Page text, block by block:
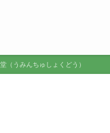
（うみんちゅしょくどう）